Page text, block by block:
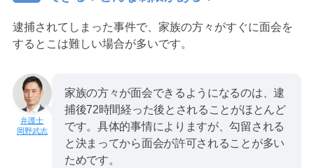
逮捕されてしまった事件で、家族の方々がすぐに面会を
するとこは難しい場合が多いです。
岡野武志
家族の方々が面会できるようになるのは、逮
捕後72時間経った後とされることがほとんど
です。具体的事情によりますが、勾留される
と決まってから面会が許可されることが多い
ためです。